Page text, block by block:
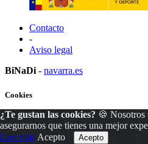
Contacto
-
Aviso legal
BiNaDi - navarra.es
¿Te gustan las cookies? 🍪 Nosotros
asegurarnos que tienes una mejor
Leer más Acepto
Cookies
×